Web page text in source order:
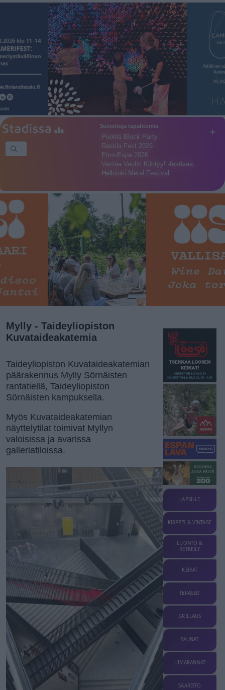
+
Suosittuja tapahtumia
Puotila Block Party
Rastila Fest 2026
Etno-Espa 2026
Vantaa Vauhti Kiihtyy! -festivaa…
Hellsinki Metal Festival
Mylly - Taideyliopiston
Kuvataideakatemia
Taideyliopiston Kuvataideakatemian
päärakennus Mylly Sörnäisten
rantatiellä, Taideyliopiston
Sörnäisten kampuksella.
Myös Kuvataideakatemian
näyttelytilat toimivat Myllyn
valoisissa ja avarissa
galleriatiloissa.
LAPSILLE
KIRPPIS & VINTAGE
LUONTO &
RETKEILY
KEIKAT
TERASSIT
GRILLAUS
SAUNAT
UIMARANNAT
SAARISTO